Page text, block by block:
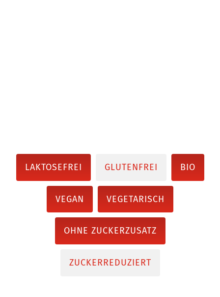
LAKTOSEFREI GLUTENFREI BIO
VEGAN VEGETARISCH
OHNE ZUCKERZUSATZ
ZUCKERREDUZIERT